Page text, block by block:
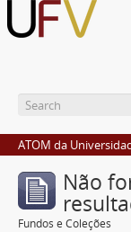
ATOM da
Não
Fundos e Coleções